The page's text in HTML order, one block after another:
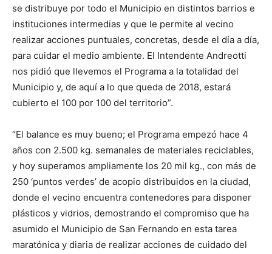
se distribuye por todo el Municipio en distintos barrios e
instituciones intermedias y que le permite al vecino
realizar acciones puntuales, concretas, desde el día a día,
para cuidar el medio ambiente. El Intendente Andreotti
nos pidió que llevemos el Programa a la totalidad del
Municipio y, de aquí a lo que queda de 2018, estará
cubierto el 100 por 100 del territorio”.
“El balance es muy bueno; el Programa empezó hace 4
años con 2.500 kg. semanales de materiales reciclables,
y hoy superamos ampliamente los 20 mil kg., con más de
250 ‘puntos verdes’ de acopio distribuidos en la ciudad,
donde el vecino encuentra contenedores para disponer
plásticos y vidrios, demostrando el compromiso que ha
asumido el Municipio de San Fernando en esta tarea
maratónica y diaria de realizar acciones de cuidado del